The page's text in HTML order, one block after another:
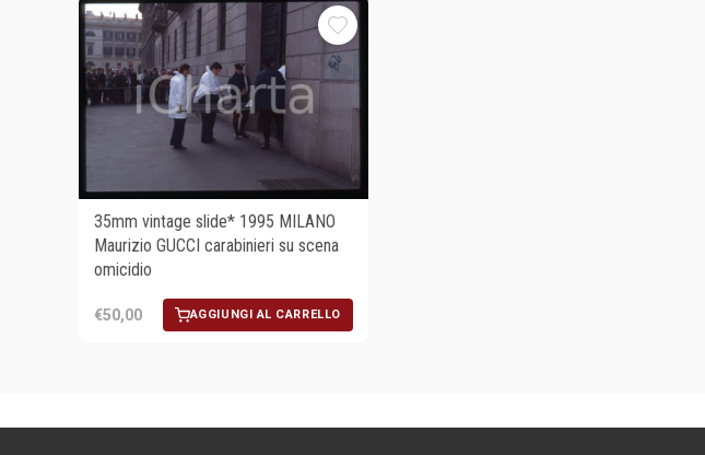
35mm vintage slide* 1995 MILANO
Maurizio GUCCI carabinieri su scena
omicidio
€50,00 AGGIUNGI AL CARRELLO